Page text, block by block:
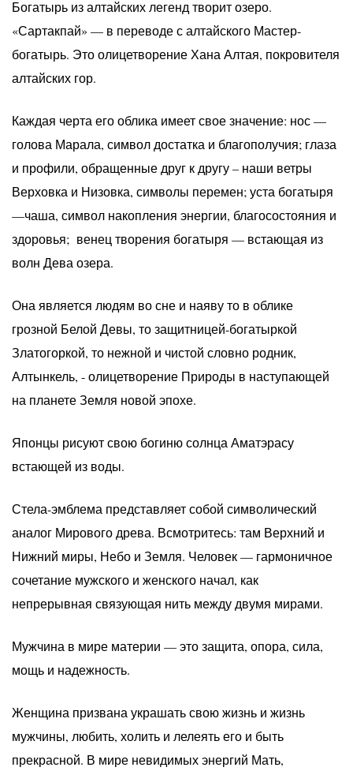
Богатырь из алтайских легенд творит озеро.
«Сартакпай» — в переводе с алтайского Мастер-
богатырь. Это олицетворение Хана Алтая, покровителя
алтайских гор.
Каждая черта его облика имеет свое значение: нос —
голова Марала, символ достатка и благополучия; глаза
и профили, обращенные друг к другу – наши ветры
Верховка и Низовка, символы перемен; уста богатыря
—чаша, символ накопления энергии, благосостояния и
здоровья; венец творения богатыря — встающая из
волн Дева озера.
Она является людям во сне и наяву то в облике
грозной Белой Девы, то защитницей-богатыркой
Златогоркой, то нежной и чистой словно родник,
Алтынкель, - олицетворение Природы в наступающей
на планете Земля новой эпохе.
Японцы рисуют свою богиню солнца Аматэрасу
встающей из воды.
Стела-эмблема представляет собой символический
аналог Мирового древа. Всмотритесь: там Верхний и
Нижний миры, Небо и Земля. Человек — гармоничное
сочетание мужского и женского начал, как
непрерывная связующая нить между двумя мирами.
Мужчина в мире материи — это защита, опора, сила,
мощь и надежность.
Женщина призвана украшать свою жизнь и жизнь
мужчины, любить, холить и лелеять его и быть
прекрасной. В мире невидимых энергий Мать,